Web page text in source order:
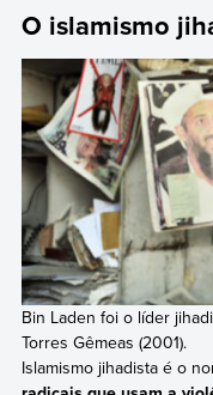
O islamismo
Bin Laden foi o líder
Torres Gêmeas (2001).
Islamismo jihadista é o